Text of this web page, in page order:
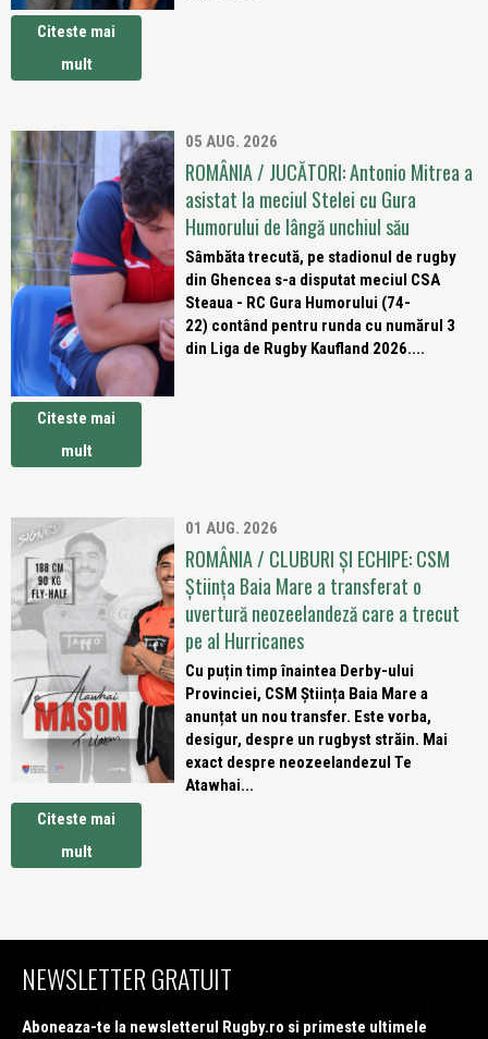
Citeste mai
mult
05 AUG. 2026
ROMÂNIA / JUCĂTORI: Antonio Mitrea a
asistat la meciul Stelei cu Gura
Humorului de lângă unchiul său
Sâmbăta trecută, pe stadionul de rugby
din Ghencea s-a disputat meciul CSA
Steaua - RC Gura Humorului (74-
22) contând pentru runda cu numărul 3
din Liga de Rugby Kaufland 2026....
Citeste mai
mult
01 AUG. 2026
ROMÂNIA / CLUBURI ȘI ECHIPE: CSM
Știința Baia Mare a transferat o
uvertură neozeelandeză care a trecut
pe al Hurricanes
Cu puțin timp înaintea Derby-ului
Provinciei, CSM Știința Baia Mare a
anunțat un nou transfer. Este vorba,
desigur, despre un rugbyst străin. Mai
exact despre neozeelandezul Te
Atawhai...
Citeste mai
mult
NEWSLETTER GRATUIT
Aboneaza-te la newsletterul Rugby.ro si primeste ultimele